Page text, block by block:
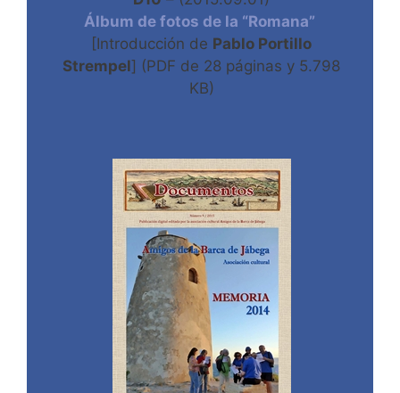
Álbum de fotos de la “Romana”
[Introducción de Pablo Portillo
Strempel] (PDF de 28 páginas y 5.798
KB)